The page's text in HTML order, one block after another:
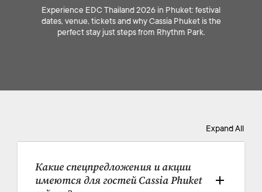
Experience EDC Thailand 2026 in Phuket: festival
dates, venue, tickets and why Cassia Phuket is the
perfect stay just steps from Rhythm Park.
Expand All
Какие спецпредложения и акции
имеются для гостей Cassia Phuket